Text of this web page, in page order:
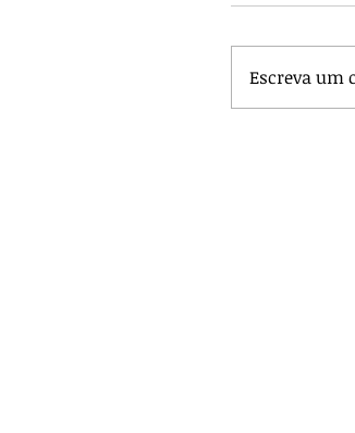
Escreva um